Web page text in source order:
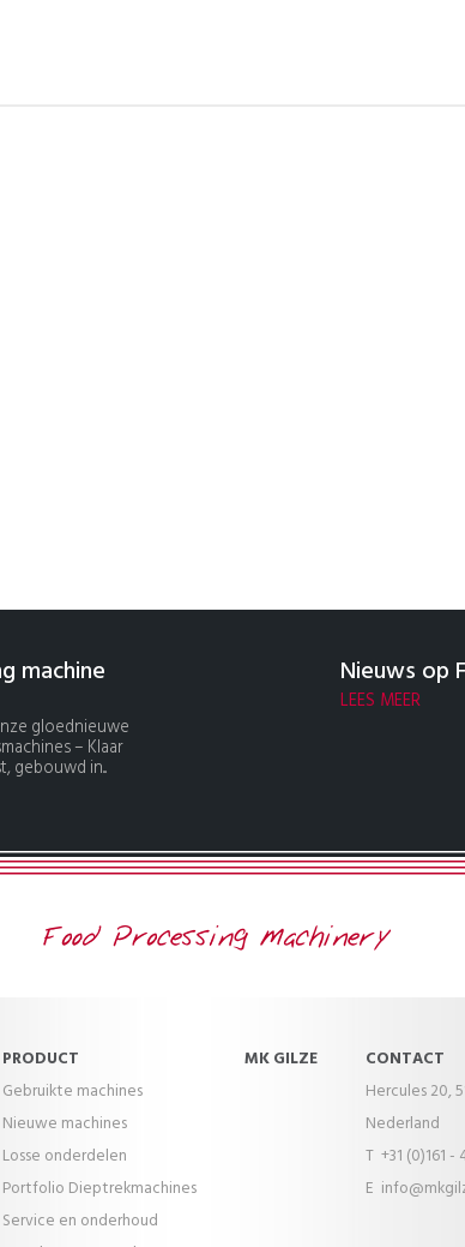
machine
gloednieuwe
– Klaar
gebouwd in...
Nieuws op
LEES MEER
PRODUCT
Gebruikte machines
Nieuwe machines
Losse onderdelen
Portfolio Dieptrekmachines
Service en onderhoud
MK GILZE
CONTACT
Hercules 20,
Nederland
T +31 (0)161 -
E